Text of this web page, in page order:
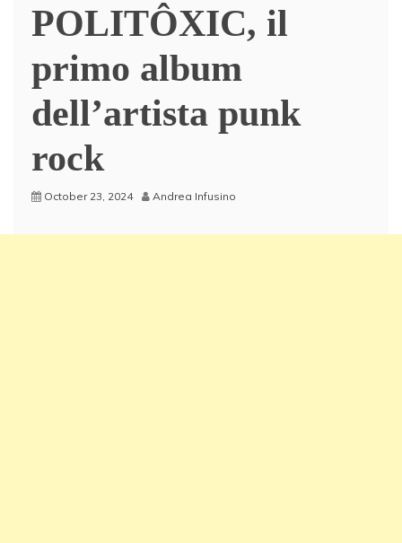
POLITÔXIC, il
primo album
dell’artista punk
rock
October 23, 2024 Andrea Infusino